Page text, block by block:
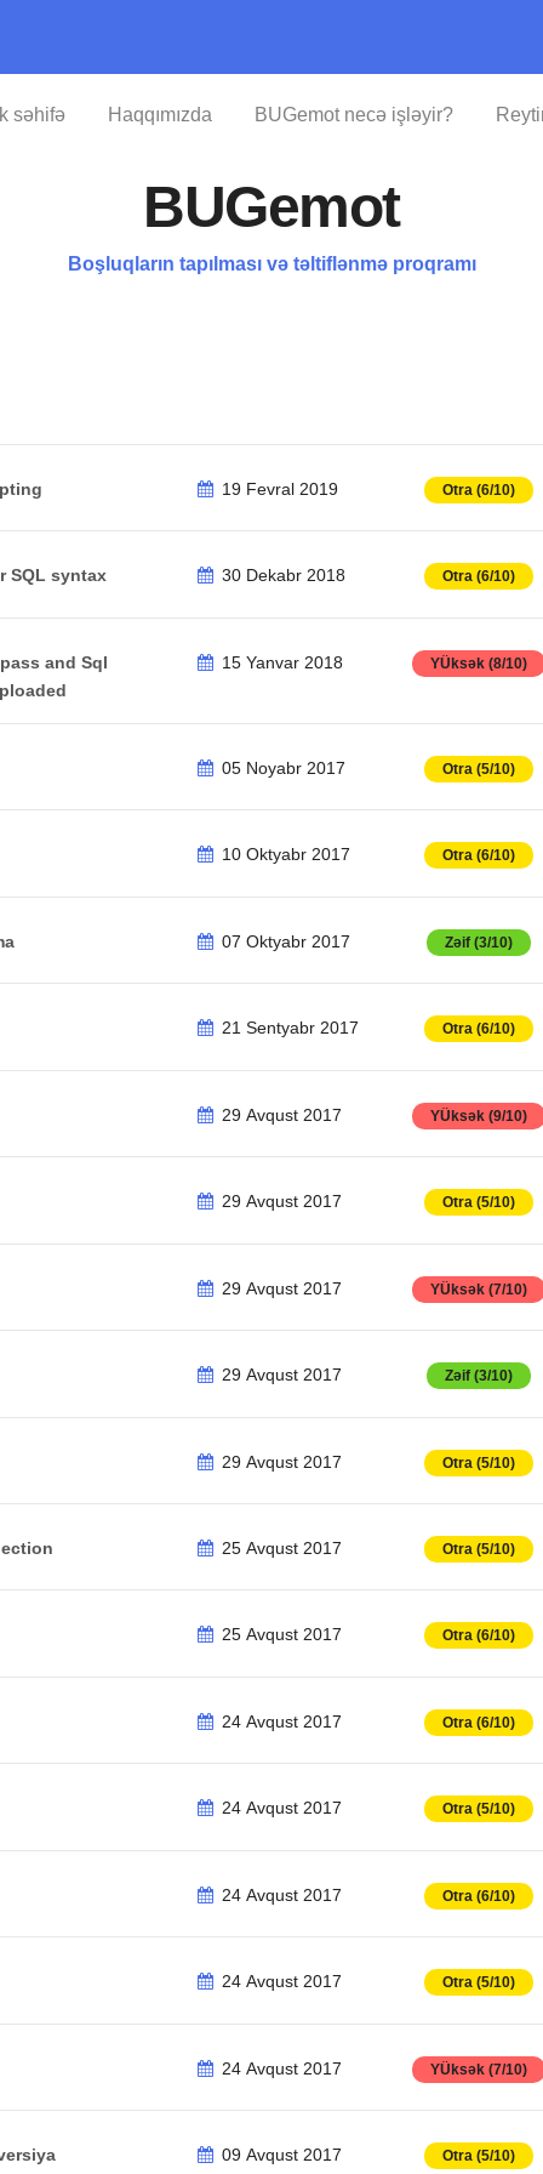
səhifə Haqqımızda BUGemot necə işləyir?
BUGemot
Boşluqların tapılması və təltiflənmə proqramı
19 Fevral 2019 Otra (6/10)
SQL syntax 30 Dekabr 2018 Otra (6/10)
and Sql
15 Yanvar 2018 YÜksək (8/10)
05 Noyabr 2017 Otra (5/10)
10 Oktyabr 2017 Otra (6/10)
07 Oktyabr 2017 Zəif (3/10)
21 Sentyabr 2017 Otra (6/10)
29 Avqust 2017 YÜksək (9/10)
29 Avqust 2017 Otra (5/10)
29 Avqust 2017 YÜksək (7/10)
29 Avqust 2017 Zəif (3/10)
29 Avqust 2017 Otra (5/10)
25 Avqust 2017 Otra (5/10)
25 Avqust 2017 Otra (6/10)
24 Avqust 2017 Otra (6/10)
24 Avqust 2017 Otra (5/10)
24 Avqust 2017 Otra (6/10)
24 Avqust 2017 Otra (5/10)
24 Avqust 2017 YÜksək (7/10)
09 Avqust 2017 Otra (5/10)